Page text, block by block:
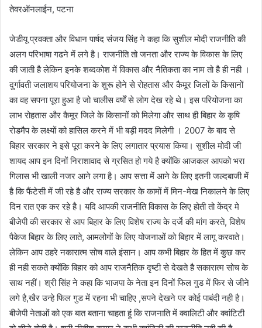
तेवरऑनलाईन, पटना
जेडीयू प्रवक्ता और विधान पार्षद संजय सिंह ने कहा कि सुशील मोदी राजनीति की
अलग परिभाषा गढने में लगे है। राजनीति तो जनता और राज्य के विकास के लिए
की जाती है लेकिन इनके शब्दकोश में विकास और नैतिकता का नाम तो है ही नही ।
दुर्गावती जलाशय परियोजना के शुरू होने से रोहतास और कैमूर जिलों के किसानों
का वह सपना पूरा हुआ है जो चालीस वर्षों से लोग देख रहे थे। इस परियोजना का
लाभ रोहतास और कैमूर जिले के किसानों को मिलेगा और साथ ही बिहार के कृषि
रोडमैप के लक्ष्यों को हासिल करने में भी बड़ी मदद मिलेगी । 2007 के बाद से
बिहार सरकार ने इसे पूरा करने के लिए लगातार प्रयास किया। सुशील मोदी जी
शायद आप इन दिनों निराशावाद से ग्रसित हो गये है क्योंकि आजकल आपको भरा
गिलास भी खाली नजर आने लगा है। आप सत्ता में आने के लिए इतनी जल्दबाजी में
है कि फैंटेसी में जी रहे है और राज्य सरकार के कामों में मिन-मेख निकालने के लिए
दिन रात एक कर रहे है। यदि आपकी राजनीति विकास के लिए होती तो केंद्र मे
बीजेपी की सरकार से आप बिहार के लिए विशेष राज्य के दर्जे की मांग करते, विशेष
पैकेज बिहार के लिए लाते, आमलोगों के लिए योजनाओं को बिहार में लागू करवाते।
लेकिन आप ठहरे नकारात्म सोच वाले इंसान। आप कभी बिहार के हित में कुछ कर
ही नही सकते क्योंकि बिहार को आप राजनैतिक दृष्टी से देखते है सकारात्म सोच के
साथ नहीं। श्री सिंह ने कहा कि भाजपा के नेता इन दिनों फिल गुड में फिर से जीने
लगे है,खैर उन्हे फिल गुड में रहना भी चाहिए ,सपने देखने पर कोई पाबंदी नही है।
बीजेपी नेताओं को एक बात बताना चाहता हूं कि राजनाति में क्वालिटी और क्वांटिटी